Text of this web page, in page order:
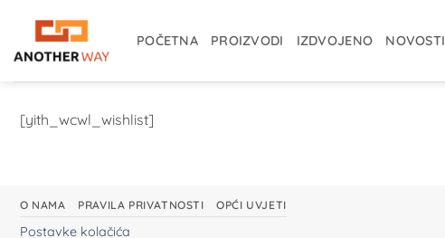
content
POČETNA PROIZVODI IZDVOJENO NOVOSTI
[yith_wcwl_wishlist]
O NAMA PRAVILA PRIVATNOSTI OPĆI UVJETI
Postavke kolačića